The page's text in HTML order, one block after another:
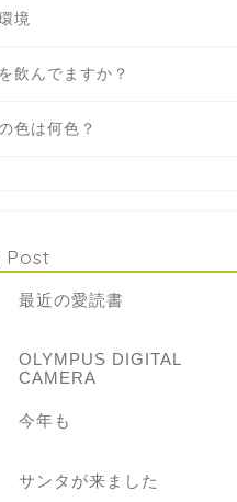
境
飲んでますか？
色は何色？
Post
最近の愛読書
OLYMPUS DIGITAL
CAMERA
今年も
サンタが来ました